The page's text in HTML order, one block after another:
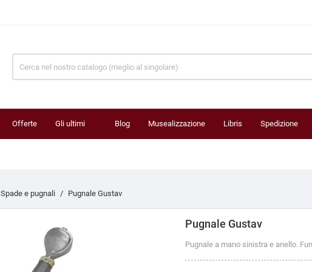
Offerte Gli ultimi Blog Musealizzazione Libris Spedizione
Spade e pugnali Pugnale Gustav
Pugnale Gustav
Pugnale a mano sinistra e anello.